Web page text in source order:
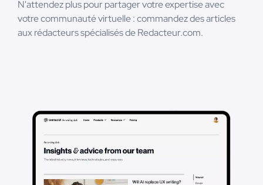
N'attendez plus pour partager votre expertise avec
votre communauté virtuelle : commandez des articles
aux rédacteurs spécialisés de Redacteur.com.